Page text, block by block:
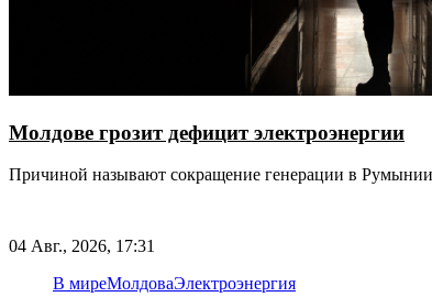
Молдове грозит дефицит электроэнергии
Причиной называют сокращение генерации в Румынии
04 Авг., 2026, 17:31
В миреМолдоваЭлектроэнергия